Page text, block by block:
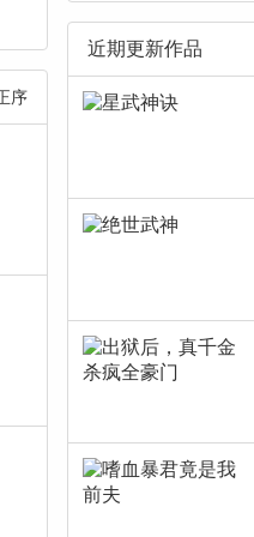
序
近期更新作品